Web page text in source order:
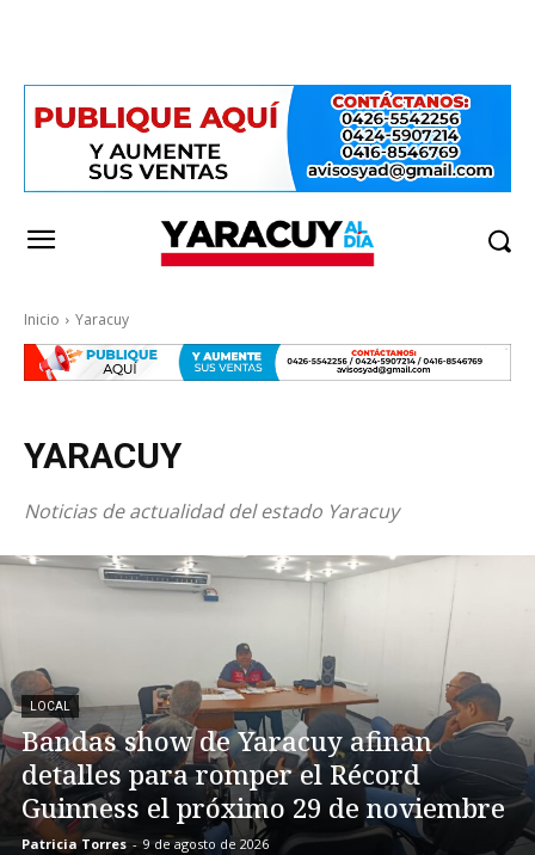
Inicio Yaracuy
YARACUY
Noticias de actualidad del estado Yaracuy
LOCAL
Bandas show de Yaracuy afinan
detalles para romper el Récord
Guinness el próximo 29 de noviembre
Patricia Torres - 9 de agosto de 2026